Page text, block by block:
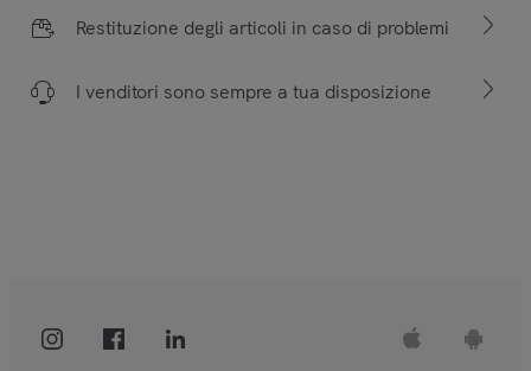
Restituzione degli articoli in caso di problemi
I venditori sono sempre a tua disposizione